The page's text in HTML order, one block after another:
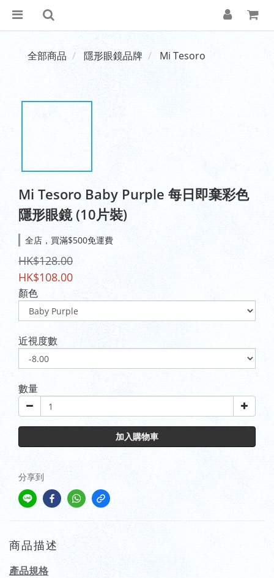
全部商品 隱形眼鏡品牌 Mi Tesoro
Mi Tesoro Baby Purple 每日即棄彩色
隱形眼鏡 (10片裝)
全店，買滿$500免運費
HK$128.00
HK$108.00
顏色
近視度數
數量
加入購物車
分享到
商品描述
產品規格